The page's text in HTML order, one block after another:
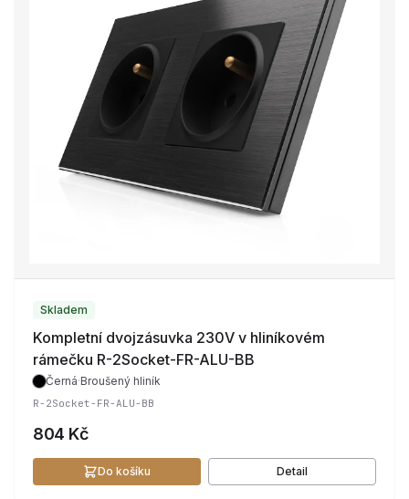
Skladem
Kompletní dvojzásuvka 230V v hliníkovém
rámečku R-2Socket-FR-ALU-BB
Černá·Broušený hliník
R-2Socket-FR-ALU-BB
804 Kč
Do košíku Detail